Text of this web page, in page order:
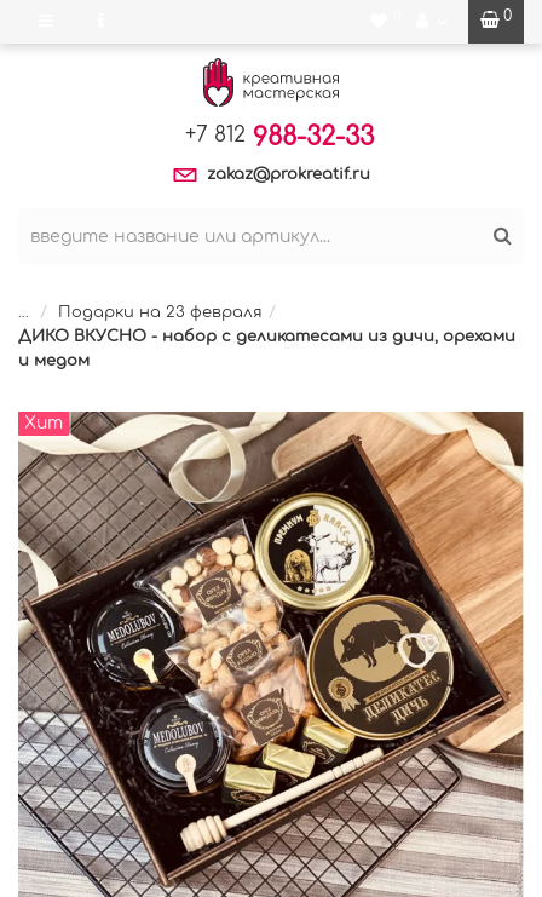
0
+7 812 988-32-33
zakaz@prokreatif.ru
...
Подарки на 23 февраля
ДИКО ВКУСНО - набор с деликатесами из дичи, орехами
и медом
Хит